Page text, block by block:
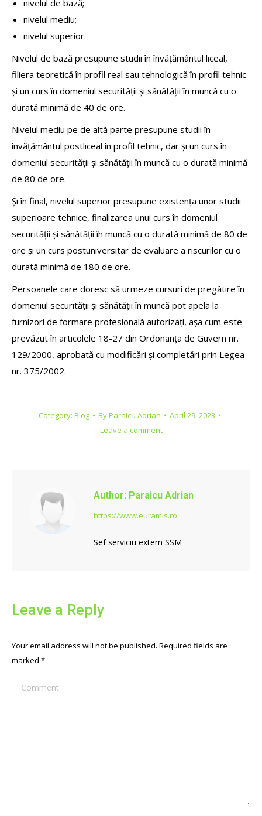
nivelul de bază;
nivelul mediu;
nivelul superior.
Nivelul de bază presupune studii în învățământul liceal,
filiera teoretică în profil real sau tehnologică în profil tehnic
și un curs în domeniul securității și sănătății în muncă cu o
durată minimă de 40 de ore.
Nivelul mediu pe de altă parte presupune studii în
învățământul postliceal în profil tehnic, dar și un curs în
domeniul securității și sănătății în muncă cu o durată minimă
de 80 de ore.
Și în final, nivelul superior presupune existența unor studii
superioare tehnice, finalizarea unui curs în domeniul
securității și sănătății în muncă cu o durată minimă de 80 de
ore și un curs postuniversitar de evaluare a riscurilor cu o
durată minimă de 180 de ore.
Persoanele care doresc să urmeze cursuri de pregătire în
domeniul securității și sănătății în muncă pot apela la
furnizori de formare profesională autorizați, așa cum este
prevăzut în articolele 18-27 din Ordonanța de Guvern nr.
129/2000, aprobată cu modificări și completări prin Legea
nr. 375/2002.
Category: Blog ByParaicu Adrian
April 29, 2023
Leave a comment
Author: Paraicu Adrian
https://www.euramis.ro
Sef serviciu extern SSM
Leave a Reply
Your email address will not be published. Required fields are
marked *
Comment